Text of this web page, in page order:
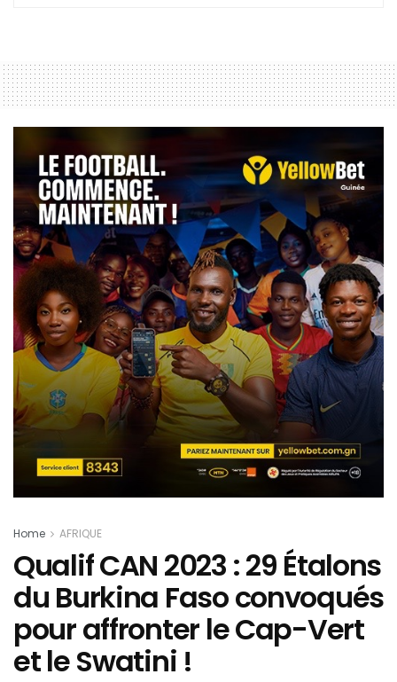
Home AFRIQUE
Qualif CAN 2023 : 29 Étalons
du Burkina Faso convoqués
pour affronter le Cap-Vert
et le Swatini !